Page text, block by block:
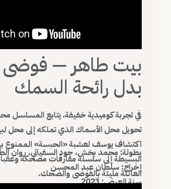
بيت طاهر — فوضى
بدل رائحة السمك
في تجربة كوميدية خفيفة، يتابع المسلسل
تحويل محل الأسماك الذي تملكه إلى محل
اكتشاف يوسف لعشبة «الحبسة» الممنوع
البسيطة إلى سلسلة مفارقات مضحكة
العائلة مليئة بالفوضى والضحك.
بطولة: محمد بخش، جود السفياني، روان
إخراج: سلطان عبد المحسن
سنة العرض: 2023